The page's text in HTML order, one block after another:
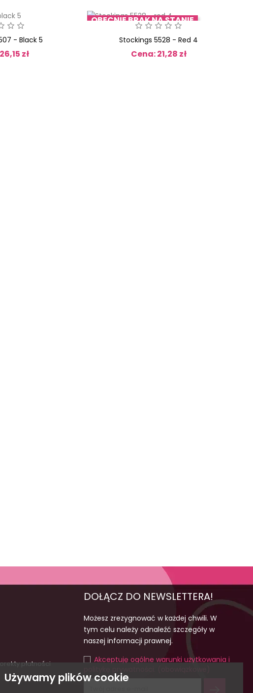
Używamy plików cookie
- Black 5
zł
OBECNIE BRAK NA STANIE
Stockings 5528 - Red 4
Cena: 21,28 zł
płatności
DOŁĄCZ DO NEWSLETTERA!
Możesz zrezygnować w każdej chwili. W
tym celu należy odnaleźć szczegóły w
naszej informacji prawnej.
Akceptuję ogólne warunki użytkowania i